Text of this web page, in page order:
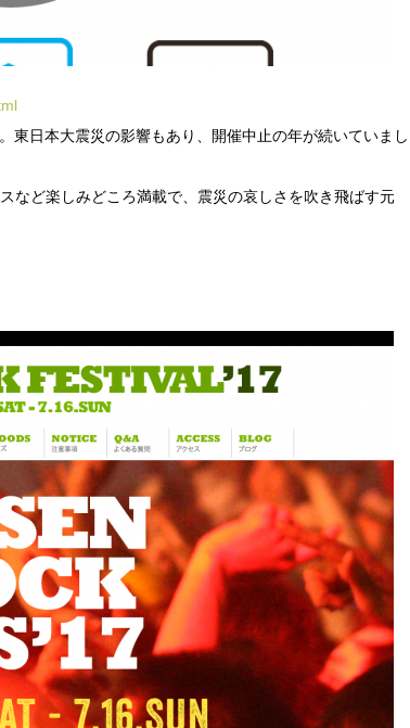
東日本大震災の影響もあり、開催中止の年が続いていまし
など楽しみどころ満載で、震災の哀しさを吹き飛ばす元